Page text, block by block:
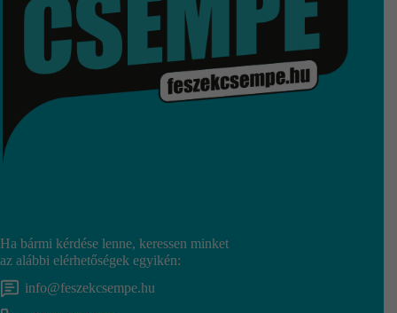
Ha bármi kérdése lenne, keressen minket
az alábbi elérhetőségek egyikén:
info@feszekcsempe.hu